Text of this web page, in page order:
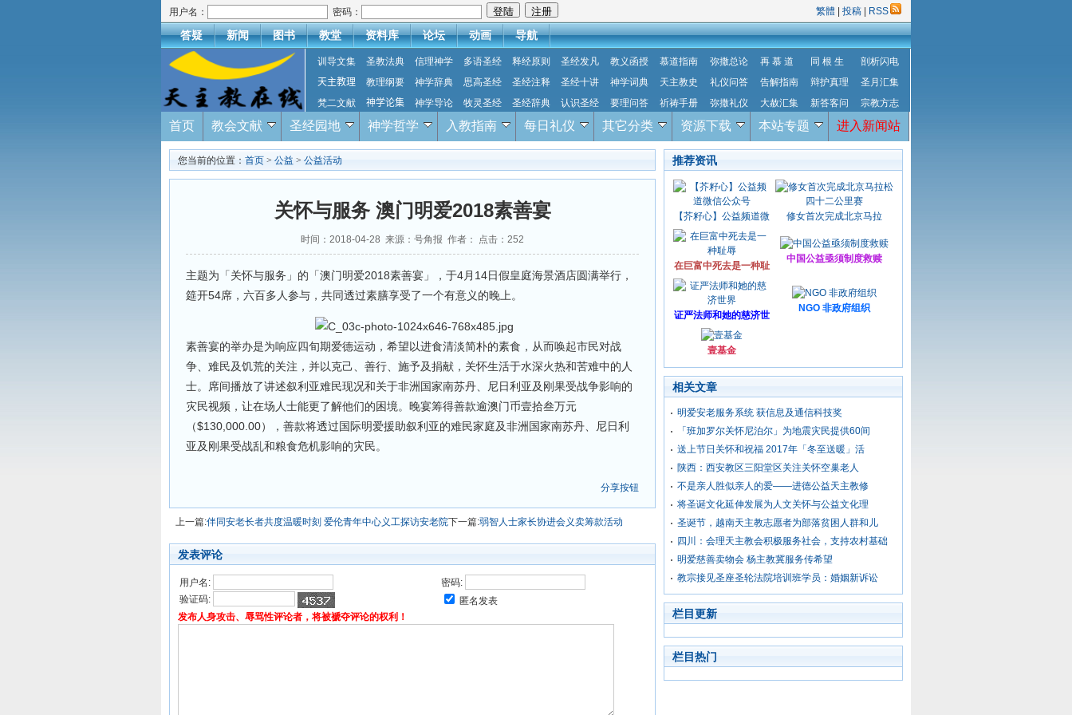
用户名： 密码： 繁體 投稿 RSS
答疑 新闻 图书 教堂 资料库 论坛 动画 导航
训导文集 圣教法典 信理神学 多语圣经 释经原则 圣经发凡 教义函授 慕道指南 弥撒总论 再 慕 道 同 根 生
剖析闪电
天主教理
教理纲要 神学辞典 思高圣经 圣经注释 圣经十讲 神学词典 天主教史 礼仪问答 告解指南 辩护真理
圣月汇集
梵二文献
神学论集 神学导论 牧灵圣经 圣经辞典 认识圣经 要理问答 祈祷手册 弥撒礼仪 大赦汇集 新答客问 宗教方志
首页 教会文献 圣经园地 神学哲学 入教指南 每日礼仪 其它分类 资源下载 本站专题 进入新闻站
您当前的位置： 首页 > 公益 > 公益活动
关怀与服务 澳门明爱2018素善宴
时间：2018-04-28 来源：号角报 作者： 点击： 252
主题为「关怀与服务」的「澳门明爱2018素善宴」，于4月14日假皇庭海景酒店圆满举行，
筵开54席，六百多人参与，共同透过素膳享受了一个有意义的晚上。
素善宴的举办是为响应四旬期爱德运动，希望以进食清淡简朴的素食，从而唤起市民对战
争、难民及饥荒的关注，并以克己、善行、施予及捐献，关怀生活于水深火热和苦难中的人
士。席间播放了讲述叙利亚难民现况和关于非洲国家南苏丹、尼日利亚及刚果受战争影响的
灾民视频，让在场人士能更了解他们的困境。晚宴筹得善款逾澳门币壹拾叁万元
（$130,000.00），善款将透过国际明爱援助叙利亚的难民家庭及非洲国家南苏丹、尼日利
亚及刚果受战乱和粮食危机影响的灾民。
分享按钮
上一篇:伴同安老长者共度温暖时刻 爱伦青年中心义工探访安老院下一篇:弱智人士家长协进会义卖筹款活动
发表评论
用户名:
密码:
验证码:
匿名发表
发布人身攻击、辱骂性评论者，将被褫夺评论的权利！
推荐资讯
【芥籽心】公益频道微 修女首次完成北京马拉
在巨富中死去是一种耻
中国公益亟须制度救赎
证严法师和她的慈济世
NGO 非政府组织
壹基金
相关文章
明爱安老服务系统 获信息及通信科技奖
「班加罗尔关怀尼泊尔」为地震灾民提供60间
送上节日关怀和祝福 2017年「冬至送暖」活
陕西：西安教区三阳堂区关注关怀空巢老人
不是亲人胜似亲人的爱——进德公益天主教修
将圣诞文化延伸发展为人文关怀与公益文化理
圣诞节，越南天主教志愿者为部落贫困人群和儿
四川：会理天主教会积极服务社会，支持农村基础
明爱慈善卖物会 杨主教冀服务传希望
教宗接见圣座圣轮法院培训班学员：婚姻新诉讼
栏目更新
栏目热门